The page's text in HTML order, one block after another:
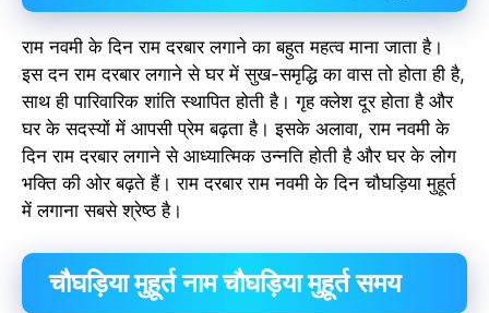
राम नवमी के दिन राम दरबार लगाने का बहुत महत्व माना जाता है।
इस दन राम दरबार लगाने से घर में सुख-समृद्धि का वास तो होता ही है,
साथ ही पारिवारिक शांति स्थापित होती है। गृह क्लेश दूर होता है और
घर के सदस्यों में आपसी प्रेम बढ़ता है। इसके अलावा, राम नवमी के
दिन राम दरबार लगाने से आध्यात्मिक उन्नति होती है और घर के लोग
भक्ति की ओर बढ़ते हैं। राम दरबार राम नवमी के दिन चौघड़िया मुहूर्त
में लगाना सबसे श्रेष्ठ है।
चौघड़िया मुहूर्त नाम चौघड़िया मुहूर्त समय